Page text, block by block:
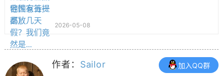
2026-05-08
作者： Sailor 加入QQ群